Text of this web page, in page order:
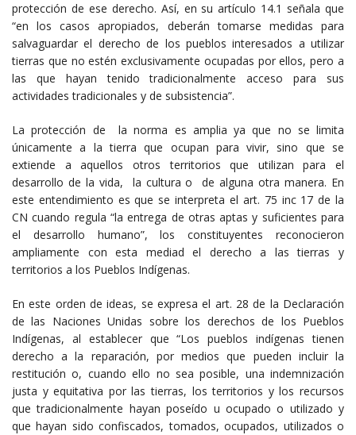
protección de ese derecho. Así, en su artículo 14.1 señala que
“en los casos apropiados, deberán tomarse medidas para
salvaguardar el derecho de los pueblos interesados a utilizar
tierras que no estén exclusivamente ocupadas por ellos, pero a
las que hayan tenido tradicionalmente acceso para sus
actividades tradicionales y de subsistencia”.
La protección de la norma es amplia ya que no se limita
únicamente a la tierra que ocupan para vivir, sino que se
extiende a aquellos otros territorios que utilizan para el
desarrollo de la vida, la cultura o de alguna otra manera. En
este entendimiento es que se interpreta el art. 75 inc 17 de la
CN cuando regula “la entrega de otras aptas y suficientes para
el desarrollo humano”, los constituyentes reconocieron
ampliamente con esta mediad el derecho a las tierras y
territorios a los Pueblos Indígenas.
En este orden de ideas, se expresa el art. 28 de la Declaración
de las Naciones Unidas sobre los derechos de los Pueblos
Indígenas, al establecer que “Los pueblos indígenas tienen
derecho a la reparación, por medios que pueden incluir la
restitución o, cuando ello no sea posible, una indemnización
justa y equitativa por las tierras, los territorios y los recursos
que tradicionalmente hayan poseído u ocupado o utilizado y
que hayan sido confiscados, tomados, ocupados, utilizados o